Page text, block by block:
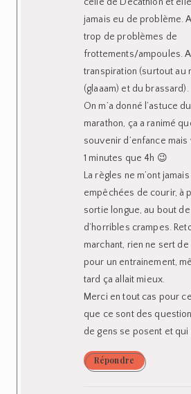
Anne on 21
Coucou Fanny
Tu sais
Smecta en
plutôt «
Cécile on 21 octobre 2018
Coucou Anne,
C’est toujours sympa
l’envers du décors
pareils finalement !
Bon, je ne suis pas
sportive… Mais mes
telles que je tombe
Impossible d’imaginer
pendant. Spasfon +
ne passe toujours pas.